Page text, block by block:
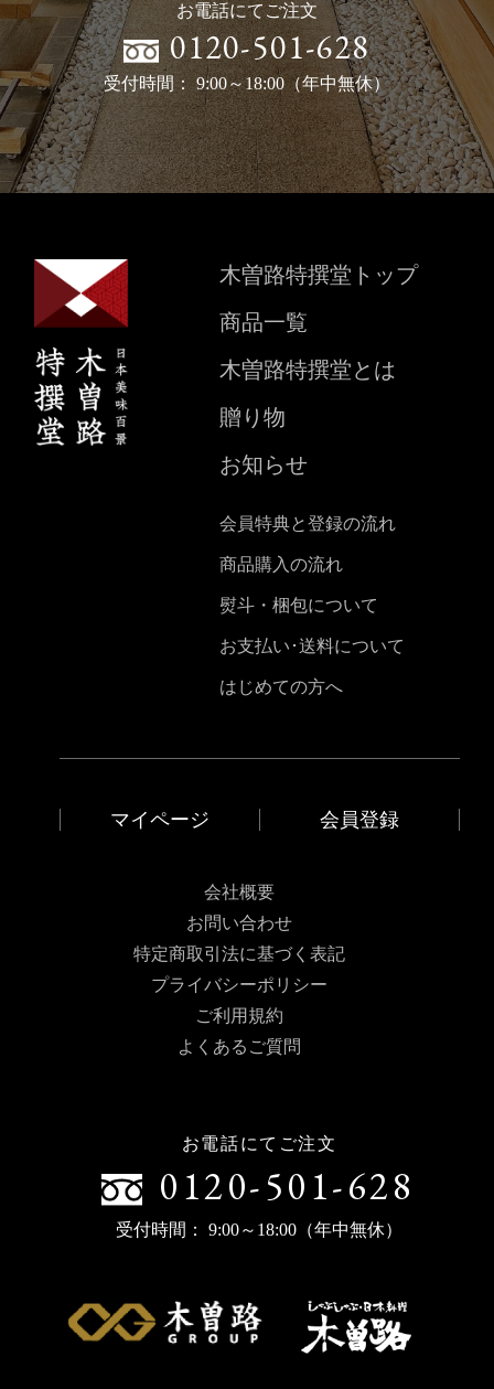
お電話にてご注文
0120-501-628
受付時間： 9:00～18:00（年中無休）
木曽路特撰堂トップ
商品一覧
木曽路特撰堂とは
贈り物
お知らせ
会員特典と登録の流れ
商品購入の流れ
熨斗・梱包について
お支払い･送料について
はじめての方へ
マイページ 会員登録
お電話にてご注文
0120-501-628
受付時間： 9:00～18:00（年中無休）
会社概要
お問い合わせ
特定商取引法に基づく表記
プライバシーポリシー
ご利用規約
よくあるご質問